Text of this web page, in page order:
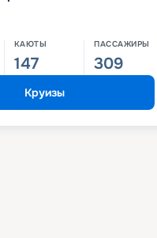
КАЮТЫ
147
ПАССАЖИРЫ
309
Круизы